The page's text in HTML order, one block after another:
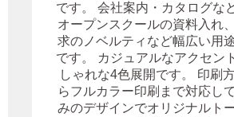
です。 会社案内・カタログな
オープンスクールの資料入れ
求のノベルティなど幅広い用
です。 カジュアルなアクセン
しゃれな4色展開です。 印刷
らフルカラー印刷まで対応し
みのデザインでオリジナルト